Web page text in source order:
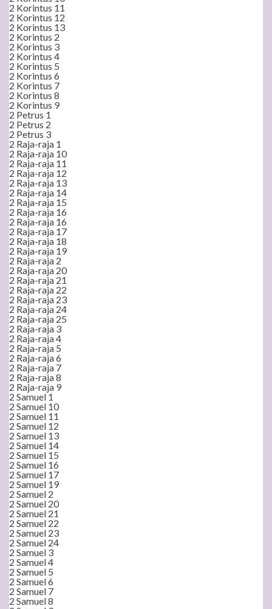
2 Korintus 11
2 Korintus 12
2 Korintus 13
2 Korintus 2
2 Korintus 3
2 Korintus 4
2 Korintus 5
2 Korintus 6
2 Korintus 7
2 Korintus 8
2 Korintus 9
2 Petrus 1
2 Petrus 2
2 Petrus 3
2 Raja-raja 1
2 Raja-raja 10
2 Raja-raja 11
2 Raja-raja 12
2 Raja-raja 13
2 Raja-raja 14
2 Raja-raja 15
2 Raja-raja 16
2 Raja-raja 16
2 Raja-raja 17
2 Raja-raja 18
2 Raja-raja 19
2 Raja-raja 2
2 Raja-raja 20
2 Raja-raja 21
2 Raja-raja 22
2 Raja-raja 23
2 Raja-raja 24
2 Raja-raja 25
2 Raja-raja 3
2 Raja-raja 4
2 Raja-raja 5
2 Raja-raja 6
2 Raja-raja 7
2 Raja-raja 8
2 Raja-raja 9
2 Samuel 1
2 Samuel 10
2 Samuel 11
2 Samuel 12
2 Samuel 13
2 Samuel 14
2 Samuel 15
2 Samuel 16
2 Samuel 17
2 Samuel 19
2 Samuel 2
2 Samuel 20
2 Samuel 21
2 Samuel 22
2 Samuel 23
2 Samuel 24
2 Samuel 3
2 Samuel 4
2 Samuel 5
2 Samuel 6
2 Samuel 7
2 Samuel 8